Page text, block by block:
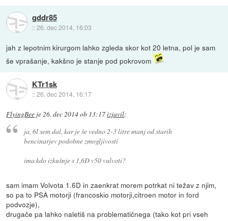
gddr85
::26. dec 2014, 16:03
jah z lepotnim kirurgom lahko zgleda skor kot 20 letna, pol je sam
še vprašanje, kakšno je stanje pod pokrovom
KTr1sk
::26. dec 2014, 16:17
FlyingBee je26. dec 2014 ob 13:17izjavil:
ja, 6l sem dal, kar je še vedno 2-3 litre manj od starih
bencinarjev podobne zmogljivosti
ima kdo izkušnje s 1,6D v50 vulvoti?
sam imam Volvota 1.6D in zaenkrat morem potrkat ni težav z njim,
so pa to PSA motorji (francoskio motorji,citroen motor in ford
podvozje),
drugače pa lahko naletiš na problematičnega (tako kot pri vseh